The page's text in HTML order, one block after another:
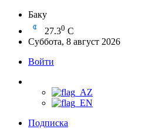
Баку
27.30 C
Суббота, 8 август 2026
Войти
Подписка